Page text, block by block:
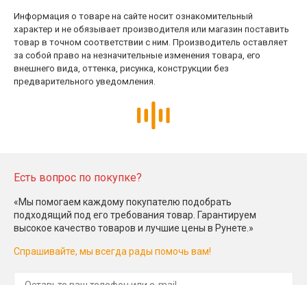
Информация о товаре на сайте носит ознакомительный
характер и не обязывает производителя или магазин поставить
товар в точном соответствии с ним. Производитель оставляет
за собой право на незначительные изменения товара, его
внешнего вида, оттенка, рисунка, конструкции без
предварительного уведомления.
Есть вопрос по покупке?
«Мы помогаем каждому покупателю подобрать
подходящий под его требования товар. Гарантируем
высокое качество товаров и лучшие цены в Рунете.»
Спрашивайте, мы всегда рады помочь вам!